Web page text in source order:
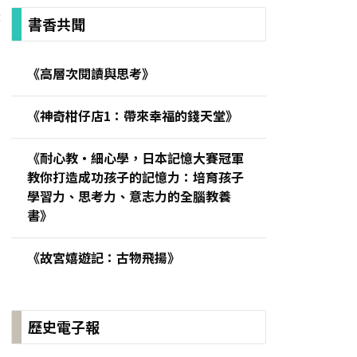
書香共聞
《高層次閱讀與思考》
《神奇柑仔店1：帶來幸福的錢天堂》
《耐心教‧細心學，日本記憶大賽冠軍
教你打造成功孩子的記憶力：培育孩子
學習力、思考力、意志力的全腦教養
書》
《故宮嬉遊記：古物飛揚》
歷史電子報